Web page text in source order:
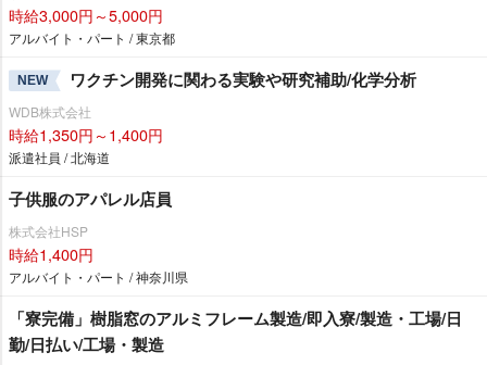
時給3,000円～5,000円
アルバイト・パート / 東京都
NEW ワクチン開発に関わる実験や研究補助/化学分析
WDB株式会社
時給1,350円～1,400円
派遣社員 / 北海道
子供服のアパレル店員
株式会社HSP
時給1,400円
アルバイト・パート / 神奈川県
「寮完備」樹脂窓のアルミフレーム製造/即入寮/製造・工場/日
勤/日払い/工場・製造